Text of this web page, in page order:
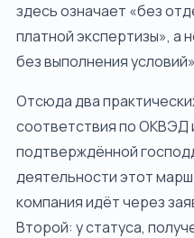
здесь означает «без
платной экспертизы», а
без выполнения
Отсюда два
соответствия по ОКВЭД
подтверждённой
деятельности этот
компания идёт через
Второй: у статуса,